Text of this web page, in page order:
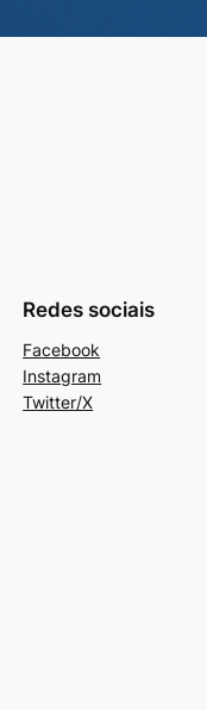
Redes sociais
Facebook
Instagram
Twitter/X